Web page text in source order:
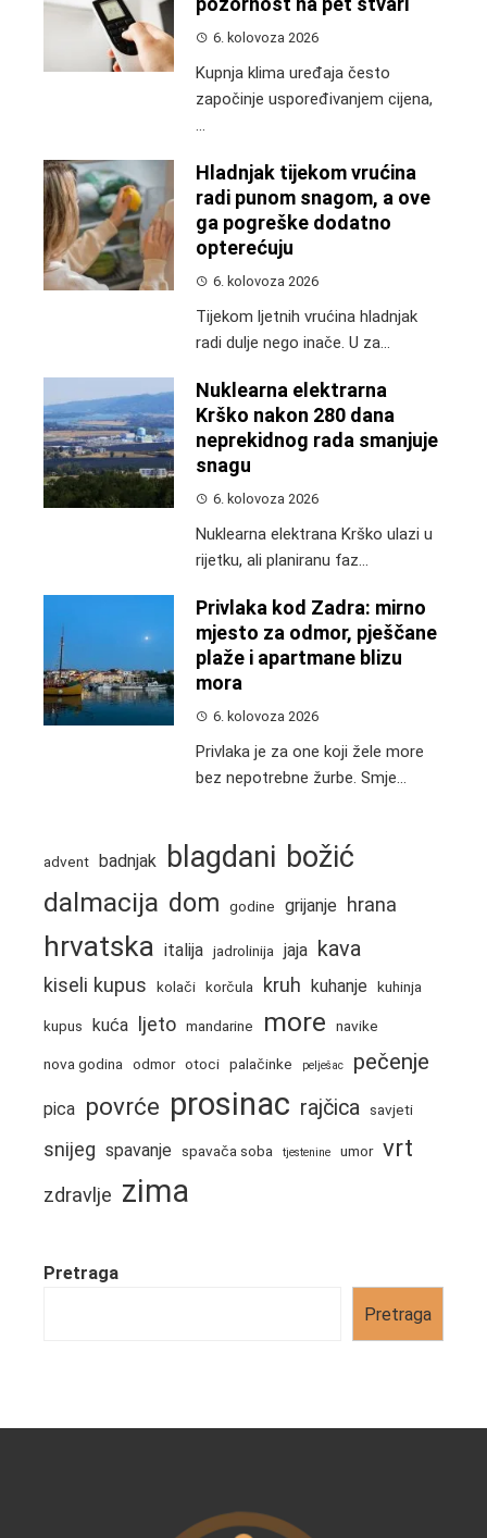
6. kolovoza 2026
Kupnja klima uređaja često
započinje uspoređivanjem cijena,
...
Hladnjak tijekom vrućina
radi punom snagom, a ove
ga pogreške dodatno
opterećuju
6. kolovoza 2026
Tijekom ljetnih vrućina hladnjak
radi dulje nego inače. U za...
Nuklearna elektrarna
Krško nakon 280 dana
neprekidnog rada smanjuje
snagu
6. kolovoza 2026
Nuklearna elektrana Krško ulazi u
rijetku, ali planiranu faz...
Privlaka kod Zadra: mirno
mjesto za odmor, pješčane
plaže i apartmane blizu
mora
6. kolovoza 2026
Privlaka je za one koji žele more
bez nepotrebne žurbe. Smje...
advent badnjak blagdani božić
dalmacija dom godine grijanje hrana
hrvatska italija jadrolinija jaja kava
kiseli kupus kolači korčula kruh kuhanje kuhinja
kupus kuća ljeto mandarine more navike
nova godina odmor otoci palačinke pelješac pečenje
pica povrće prosinac rajčica savjeti
snijeg spavanje spavača soba tjestenine umor vrt
zdravlje zima
Pretraga
Pretraga